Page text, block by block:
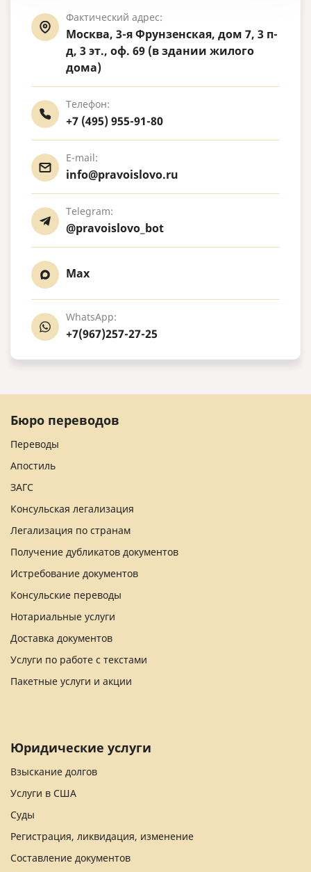
Фактический адрес:
Москва, 3-я Фрунзенская, дом 7, 3 п-
д, 3 эт., оф. 69 (в здании жилого
дома)
Телефон:
+7 (495) 955-91-80
E-mail:
info@pravoislovo.ru
Telegram:
@pravoislovo_bot
Max
WhatsApp:
+7(967)257-27-25
Бюро переводов
Переводы
Апостиль
ЗАГС
Консульская легализация
Легализация по странам
Получение дубликатов документов
Истребование документов
Консульские переводы
Нотариальные услуги
Доставка документов
Услуги по работе с текстами
Пакетные услуги и акции
Юридические услуги
Взыскание долгов
Услуги в США
Суды
Регистрация, ликвидация, изменение
Составление документов